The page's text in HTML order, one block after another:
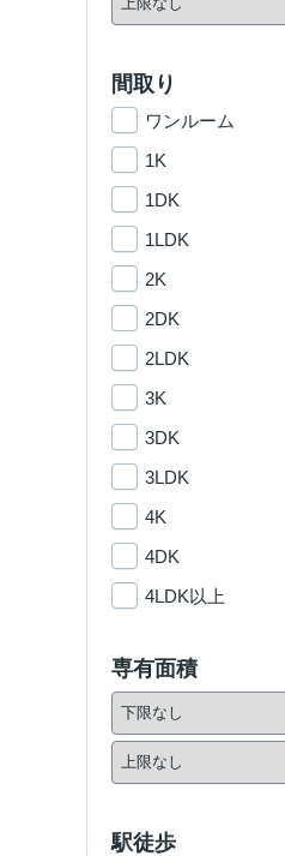
間取り
ワンルーム
1K
1DK
1LDK
2K
2DK
2LDK
3K
3DK
3LDK
4K
4DK
4LDK以上
専有面積
駅徒歩